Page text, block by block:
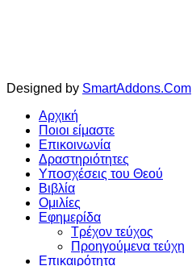
Designed by SmartAddons.Com
Αρχική
Ποιοι είμαστε
Επικοινωνία
Δραστηριότητες
Υποσχέσεις του Θεού
Βιβλία
Ομιλίες
Εφημερίδα
Τρέχον τεύχος
Προηγούμενα τεύχη
Επικαιρότητα